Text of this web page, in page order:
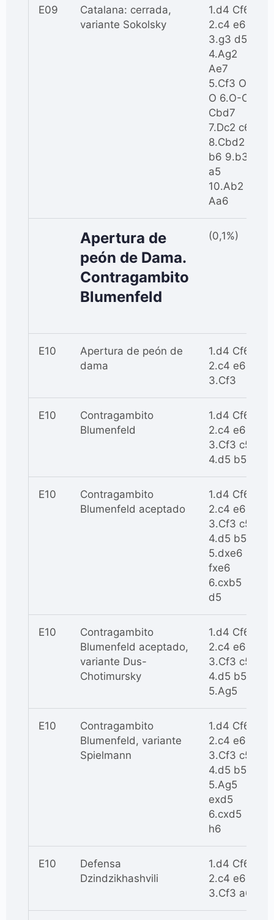
E09
Catalana: cerrada,
variante Sokolsky
1.d4 Cf6
2.c4 e6
3.g3 d5
4.Ag2
Ae7
5.Cf3 O-
O 6.O-O
Cbd7
7.Dc2 c6
8.Cbd2
b6 9.b3
a5
10.Ab2
Aa6
Apertura de
peón de Dama.
Contragambito
Blumenfeld
(0,1%)
E10
Apertura de peón de
dama
1.d4 Cf6
2.c4 e6
3.Cf3
E10
Contragambito
Blumenfeld
1.d4 Cf6
2.c4 e6
3.Cf3 c5
4.d5 b5
E10
Contragambito
Blumenfeld aceptado
1.d4 Cf6
2.c4 e6
3.Cf3 c5
4.d5 b5
5.dxe6
fxe6
6.cxb5
d5
E10
Contragambito
Blumenfeld aceptado,
variante Dus-
Chotimursky
1.d4 Cf6
2.c4 e6
3.Cf3 c5
4.d5 b5
5.Ag5
E10
Contragambito
Blumenfeld, variante
Spielmann
1.d4 Cf6
2.c4 e6
3.Cf3 c5
4.d5 b5
5.Ag5
exd5
6.cxd5
h6
E10
Defensa
Dzindzikhashvili
1.d4 Cf6
2.c4 e6
3.Cf3 a6